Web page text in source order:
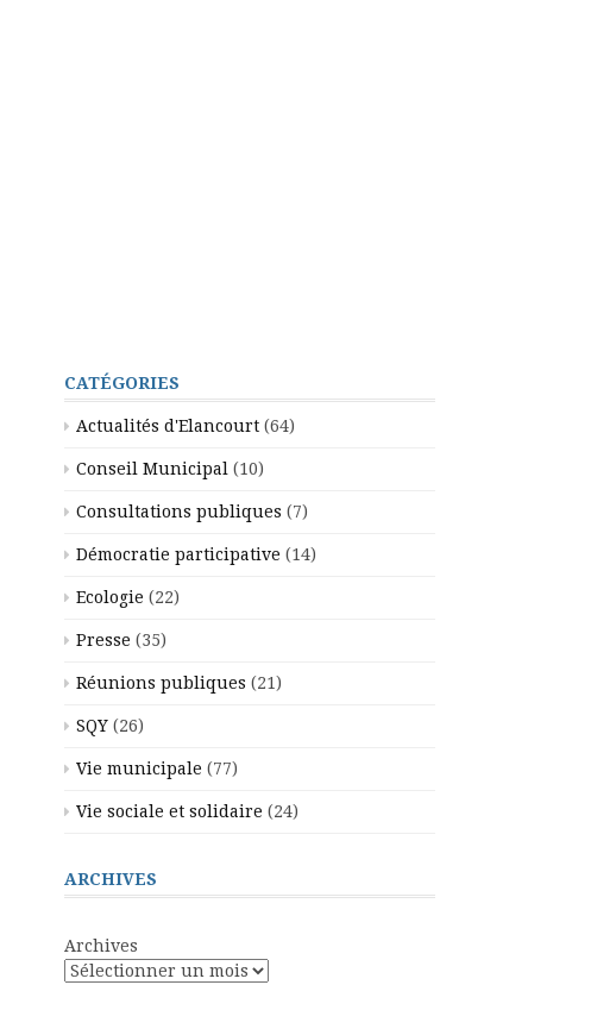
CATÉGORIES
Actualités d'Elancourt (64)
Conseil Municipal (10)
Consultations publiques (7)
Démocratie participative (14)
Ecologie (22)
Presse (35)
Réunions publiques (21)
SQY (26)
Vie municipale (77)
Vie sociale et solidaire (24)
ARCHIVES
Archives